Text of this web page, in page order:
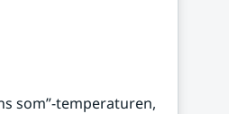
som”-temperaturen,